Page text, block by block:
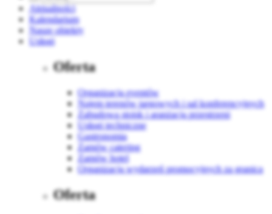
Aktualności
Kalendarium
Nasze obiekty
Usługi
Oferta
Organizacja eventów
Najem terenów targowych i sal konferencyjnych
Zabudowa stoisk i aranżacja przestrzeni
Usługi techniczne
Gastronomia
Zamów catering
Zamów hotel
Organizacja wydarzeń promocyjnych za granicą
Oferta